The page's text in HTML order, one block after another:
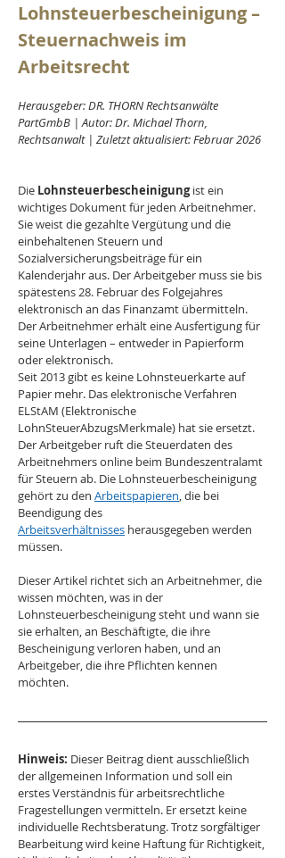
Lohnsteuerbescheinigung –
Steuernachweis im
Arbeitsrecht
Herausgeber: DR. THORN Rechtsanwälte
PartGmbB | Autor: Dr. Michael Thorn,
Rechtsanwalt | Zuletzt aktualisiert: Februar 2026
Die Lohnsteuerbescheinigung ist ein
wichtiges Dokument für jeden Arbeitnehmer.
Sie weist die gezahlte Vergütung und die
einbehaltenen Steuern und
Sozialversicherungsbeiträge für ein
Kalenderjahr aus. Der Arbeitgeber muss sie bis
spätestens 28. Februar des Folgejahres
elektronisch an das Finanzamt übermitteln.
Der Arbeitnehmer erhält eine Ausfertigung für
seine Unterlagen – entweder in Papierform
oder elektronisch.
Seit 2013 gibt es keine Lohnsteuerkarte auf
Papier mehr. Das elektronische Verfahren
ELStAM (Elektronische
LohnSteuerAbzugsMerkmale) hat sie ersetzt.
Der Arbeitgeber ruft die Steuerdaten des
Arbeitnehmers online beim Bundeszentralamt
für Steuern ab. Die Lohnsteuerbescheinigung
gehört zu den Arbeitspapieren, die bei
Beendigung des
Arbeitsverhältnisses herausgegeben werden
müssen.
Dieser Artikel richtet sich an Arbeitnehmer, die
wissen möchten, was in der
Lohnsteuerbescheinigung steht und wann sie
sie erhalten, an Beschäftigte, die ihre
Bescheinigung verloren haben, und an
Arbeitgeber, die ihre Pflichten kennen
möchten.
Hinweis: Dieser Beitrag dient ausschließlich
der allgemeinen Information und soll ein
erstes Verständnis für arbeitsrechtliche
Fragestellungen vermitteln. Er ersetzt keine
individuelle Rechtsberatung. Trotz sorgfältiger
Bearbeitung wird keine Haftung für Richtigkeit,